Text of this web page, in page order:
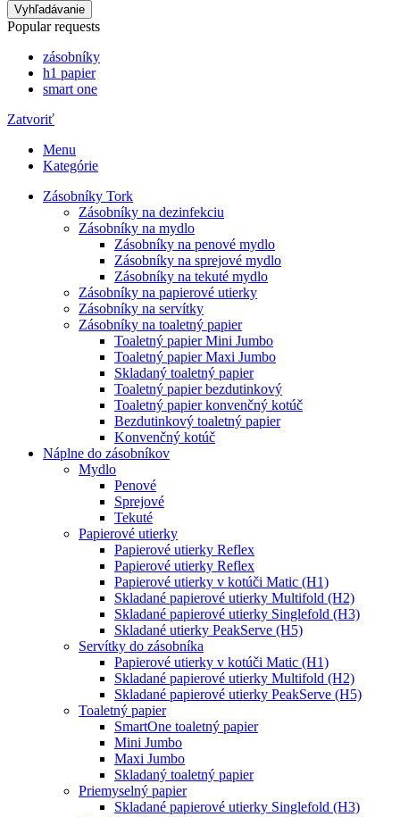
Vyhľadávanie
Popular requests
zásobníky
h1 papier
smart one
Zatvoriť
Menu
Kategórie
Zásobníky Tork
Zásobníky na dezinfekciu
Zásobníky na mydlo
Zásobníky na penové mydlo
Zásobníky na sprejové mydlo
Zásobníky na tekuté mydlo
Zásobníky na papierové utierky
Zásobníky na servítky
Zásobníky na toaletný papier
Toaletný papier Mini Jumbo
Toaletný papier Maxi Jumbo
Skladaný toaletný papier
Toaletný papier bezdutinkový
Toaletný papier konvenčný kotúč
Bezdutinkový toaletný papier
Konvenčný kotúč
Náplne do zásobníkov
Mydlo
Penové
Sprejové
Tekuté
Papierové utierky
Papierové utierky Reflex
Papierové utierky Reflex
Papierové utierky v kotúči Matic (H1)
Skladané papierové utierky Multifold (H2)
Skladané papierové utierky Singlefold (H3)
Skladané utierky PeakServe (H5)
Servítky do zásobníka
Papierové utierky v kotúči Matic (H1)
Skladané papierové utierky Multifold (H2)
Skladané papierové utierky PeakServe (H5)
Toaletný papier
SmartOne toaletný papier
Mini Jumbo
Maxi Jumbo
Skladaný toaletný papier
Priemyselný papier
Skladané papierové utierky Singlefold (H3)